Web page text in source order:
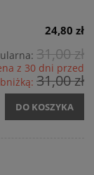
24,80 zł
31,00 zł
z 30 dni przed
31,00 zł
DO KOSZYKA